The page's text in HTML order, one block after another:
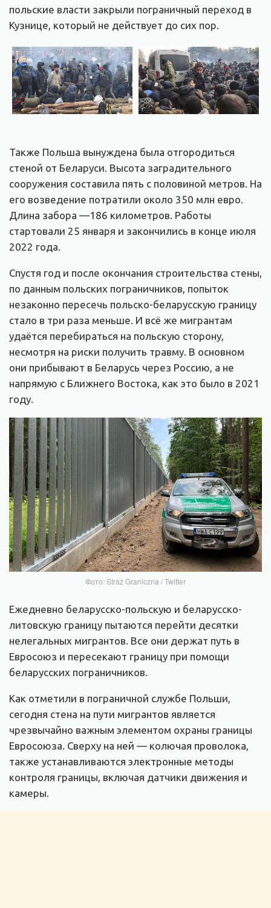
польские власти закрыли пограничный переход в
Кузнице, который не действует до сих пор.
Также Польша вынуждена была отгородиться
стеной от Беларуси. Высота заградительного
сооружения составила пять с половиной метров. На
его возведение потратили около 350 млн евро.
Длина забора —186 километров. Работы
стартовали 25 января и закончились в конце июля
2022 года.
Спустя год и после окончания строительства стены,
по данным польских пограничников, попыток
незаконно пересечь польско-беларусскую границу
стало в три раза меньше. И всё же мигрантам
удаётся перебираться на польскую сторону,
несмотря на риски получить травму. В основном
они прибывают в Беларусь через Россию, а не
напрямую с Ближнего Востока, как это было в 2021
году.
Фото: Straż Graniczna / Twitter
Ежедневно беларусско-польскую и беларусско-
литовскую границу пытаются перейти десятки
нелегальных мигрантов. Все они держат путь в
Евросоюз и пересекают границу при помощи
беларусских пограничников.
Как отметили в пограничной службе Польши,
сегодня стена на пути мигрантов является
чрезвычайно важным элементом охраны границы
Евросоюза. Сверху на ней — колючая проволока,
также устанавливаются электронные методы
контроля границы, включая датчики движения и
камеры.